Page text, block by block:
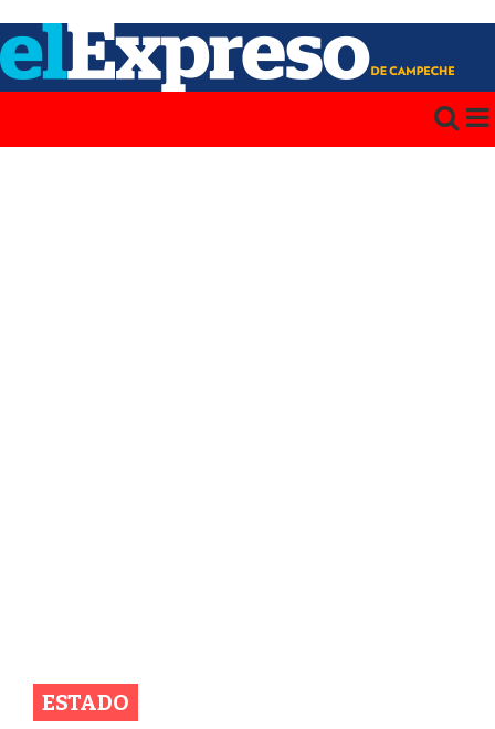
ESTADO